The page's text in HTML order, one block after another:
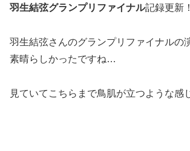
羽生結弦グランプリファイナル記録更新
羽生結弦さんのグランプリファイナルの
素晴らしかったですね…
見ていてこちらまで鳥肌が立つような感